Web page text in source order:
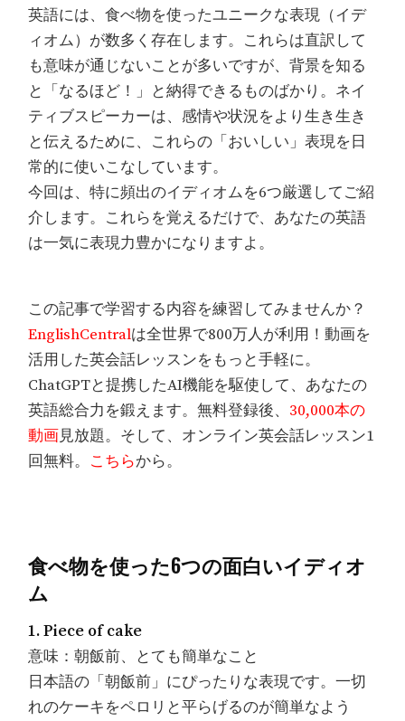
英語には、食べ物を使ったユニークな表現（イデ
ィオム）が数多く存在します。これらは直訳して
も意味が通じないことが多いですが、背景を知る
と「なるほど！」と納得できるものばかり。ネイ
ティブスピーカーは、感情や状況をより生き生き
と伝えるために、これらの「おいしい」表現を日
常的に使いこなしています。
今回は、特に頻出のイディオムを6つ厳選してご紹
介します。これらを覚えるだけで、あなたの英語
は一気に表現力豊かになりますよ。
この記事で学習する内容を練習してみませんか？
EnglishCentralは全世界で800万人が利用！動画を
活用した英会話レッスンをもっと手軽に。
ChatGPTと提携したAI機能を駆使して、あなたの
英語総合力を鍛えます。無料登録後、 30,000本の
動画見放題。そして、オンライン英会話レッスン1
回無料。 こちらから。
食べ物を使った6つの面白いイディオ
ム
1. Piece of cake
意味：朝飯前、とても簡単なこと
日本語の「朝飯前」にぴったりな表現です。一切
れのケーキをペロリと平らげるのが簡単なよう